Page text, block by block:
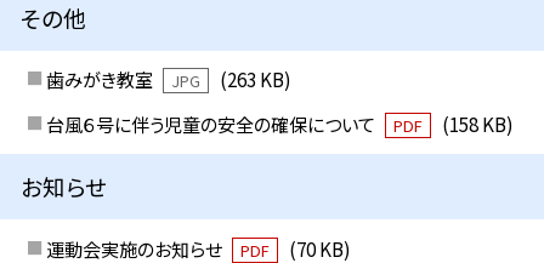
その他
歯みがき教室 JPG
(263 KB)
台風６号に伴う児童の安全の確保について
PDF (158 KB)
お知らせ
運動会実施のお知らせ PDF
(70 KB)